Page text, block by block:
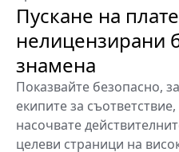
Пускане на
нелицензирани
знамена
Показвайте безопасно,
екипите за
насочвате
целеви страници на